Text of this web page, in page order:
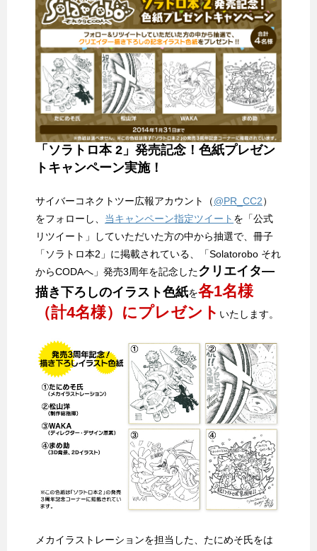
「ソラトロ本 2」発売記念！色紙プレゼン
トキャンペーン実施！
サイバーコネクトツー広報アカウント（@PR_CC2）
をフォローし、 当キャンペーン指定ツイート を「公式
リツイート」していただいた方の中から抽選で、冊子
「ソラトロ本2」に掲載されている、「Solatorobo それ
からCODAへ」発売3周年を記念したクリエイタ―
描き下ろしのイラスト色紙を各1名様
（計4名様）にプレゼント いたします。
メカイラストレーションを担当した、たにめそ氏をは